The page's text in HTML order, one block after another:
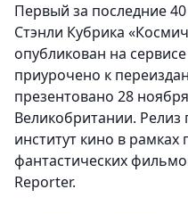
Первый за последние
Стэнли Кубрика
опубликован на
приурочено к
презентовано 28
Великобритании. Релиз
институт кино в
фантастических
Reporter.